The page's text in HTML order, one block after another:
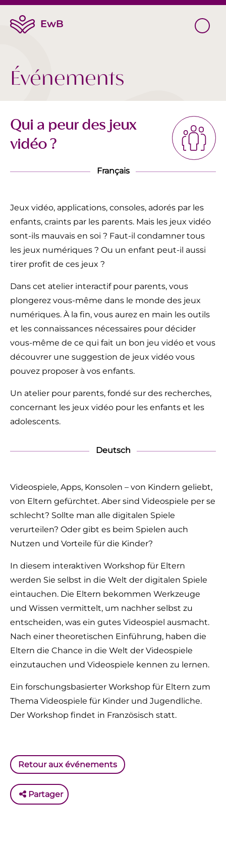
Événements
Qui a peur des jeux
vidéo ?
Français
Jeux vidéo, applications, consoles, adorés par les
enfants, craints par les parents. Mais les jeux vidéo
sont-ils mauvais en soi ? Faut-il condamner tous
les jeux numériques ? Ou un enfant peut-il aussi
tirer profit de ces jeux ?
Dans cet atelier interactif pour parents, vous
plongerez vous-même dans le monde des jeux
numériques. À la fin, vous aurez en main les outils
et les connaissances nécessaires pour décider
vous-même de ce qui fait un bon jeu vidéo et vous
découvrer une suggestion de jeux vidéo vous
pouvez proposer à vos enfants.
Un atelier pour parents, fondé sur des recherches,
concernant les jeux vidéo pour les enfants et les
adolescents.
Deutsch
Videospiele, Apps, Konsolen – von Kindern geliebt,
von Eltern gefürchtet. Aber sind Videospiele per se
schlecht? Sollte man alle digitalen Spiele
verurteilen? Oder gibt es beim Spielen auch
Nutzen und Vorteile für die Kinder?
In diesem interaktiven Workshop für Eltern
werden Sie selbst in die Welt der digitalen Spiele
eintauchen. Die Eltern bekommen Werkzeuge
und Wissen vermittelt, um nachher selbst zu
entscheiden, was ein gutes Videospiel ausmacht.
Nach einer theoretischen Einführung, haben die
Eltern die Chance in die Welt der Videospiele
einzutauchen und Videospiele kennen zu lernen.
Ein forschungsbasierter Workshop für Eltern zum
Thema Videospiele für Kinder und Jugendliche.
Der Workshop findet in Französisch statt.
Retour aux événements
Partager